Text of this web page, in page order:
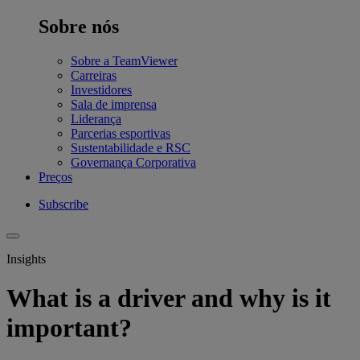
Sobre nós
Sobre a TeamViewer
Carreiras
Investidores
Sala de imprensa
Liderança
Parcerias esportivas
Sustentabilidade e RSC
Governança Corporativa
Preços
Subscribe
Insights
What is a driver and why is it
important?